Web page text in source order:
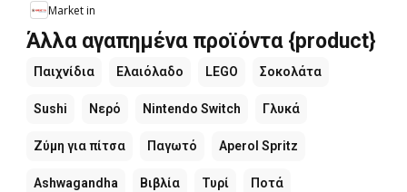
Market in
Άλλα αγαπημένα προϊόντα {product}
Παιχνίδια Ελαιόλαδο LEGO Σοκολάτα
Sushi Νερό Nintendo Switch Γλυκά
Ζύμη για πίτσα Παγωτό Aperol Spritz
Ashwagandha Βιβλία Τυρί Ποτά